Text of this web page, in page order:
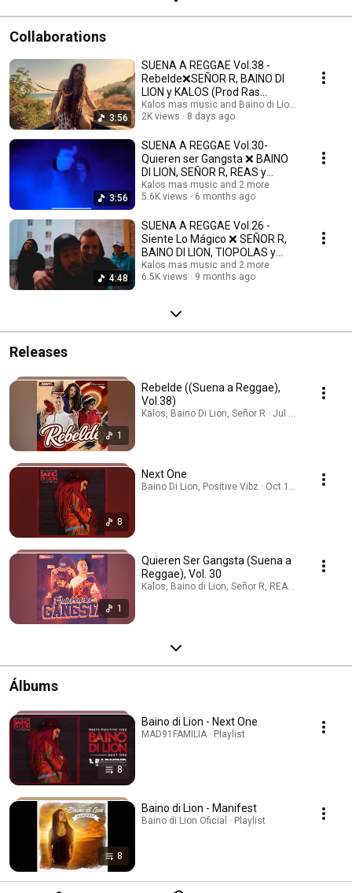
Collaborations
3:56
SUENA A REGGAE Vol.38 -
Rebelde❌SEÑOR R, BAINO DI
LION y KALOS (Prod Ras
Dabeat/Dharta beats)
Kalos mas music and Baino di Lion Oficial
2K views
8 days ago
3:56
SUENA A REGGAE Vol.30-
Quieren ser Gangsta ❌ BAINO
DI LION, SEÑOR R, REAS y
KALOS(Prod Alann Ulises)
Kalos mas music and 2 more
5.6K views
6 months ago
4:48
SUENA A REGGAE Vol.26 -
Siente Lo Mágico ❌ SEÑOR R,
BAINO DI LION, TIOPOLAS y
KALOS(Prod La Loquera)
Kalos mas music and 2 more
6.5K views
9 months ago
Releases
1
Rebelde ((Suena a Reggae),
Vol.38)
Kalos, Baino Di Lion, Señor R · Jul 31, 2026
8
Next One
Baino Di Lion, Positive Vibz · Oct 17, 2025
1
Quieren Ser Gangsta (Suena a
Reggae), Vol. 30
Kalos, Baino di Lion, Señor R, REAS · May 5, 2026
Álbums
8
Baino di Lion - Next One
MAD91FAMILIA · Playlist
8
Baino di Lion - Manifest
Baino di Lion Oficial · Playlist